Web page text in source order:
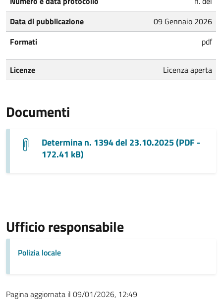
Data di pubblicazione
09 Gennaio 2026
Formati
pdf
Licenze Licenza aperta
Documenti
Determina n. 1394 del 23.10.2025 (PDF -
172.41 kB)
Ufficio responsabile
Polizia locale
Pagina aggiornata il 09/01/2026, 12:49